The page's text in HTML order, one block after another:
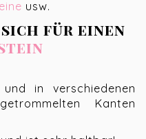
usw.
für einen
in verschiedenen
Kanten